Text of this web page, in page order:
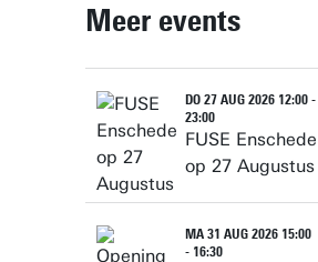
Meer events
DO 27 AUG 2026 12:00 -
23:00
FUSE Enschede
op 27 Augustus
MA 31 AUG 2026 15:00
- 16:30